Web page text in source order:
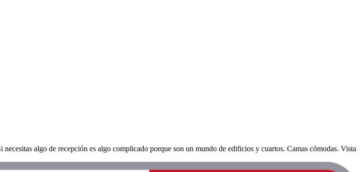
algo de recepción es algo complicado porque son un mundo de edificios y cuartos. Camas cómodas. Vista